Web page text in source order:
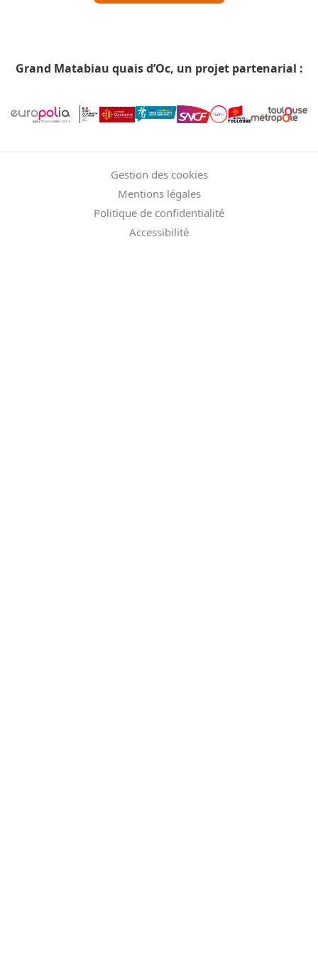
Grand Matabiau quais d’Oc, un projet partenarial :
Gestion des cookies
Mentions légales
Politique de confidentialité
Accessibilité